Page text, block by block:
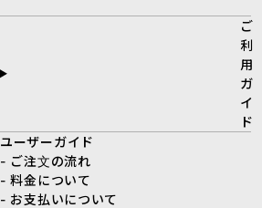
ご
利
用
ガ
イ
ド
ユーザーガイド
- ご注文の流れ
- 料金について
- お支払いについて